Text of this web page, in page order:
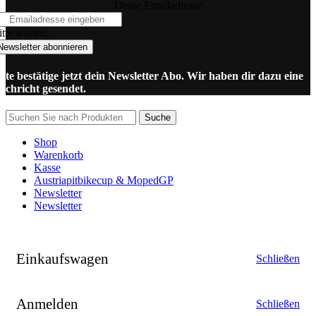
warten...
abonnieren
bestätige jetzt dein Newsletter Abo. Wir haben dir dazu eine
gesendet.
Suche
Shop
Warenkorb
Kasse
Austriapitbikecup & MopedGP
Newsletter
Newsletter
Einkaufswagen Schließen
Anmelden Schließen